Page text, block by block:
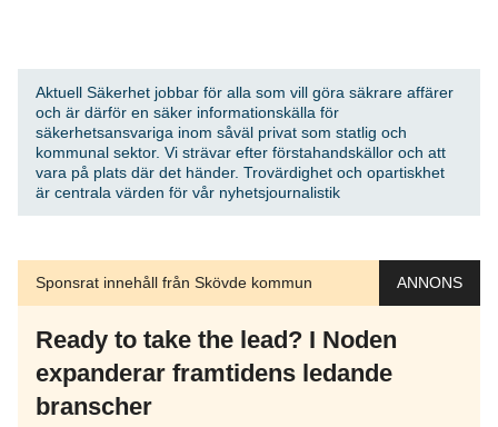
Aktuell Säkerhet jobbar för alla som vill göra säkrare affärer
och är därför en säker informationskälla för
säkerhetsansvariga inom såväl privat som statlig och
kommunal sektor. Vi strävar efter förstahandskällor och att
vara på plats där det händer. Trovärdighet och opartiskhet
är centrala värden för vår nyhetsjournalistik
Sponsrat innehåll från Skövde kommun ANNONS
Ready to take the lead? I Noden
expanderar framtidens ledande
branscher